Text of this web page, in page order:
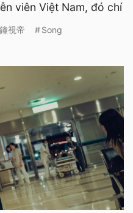
viên Việt Nam, đó chí
視帝 Song